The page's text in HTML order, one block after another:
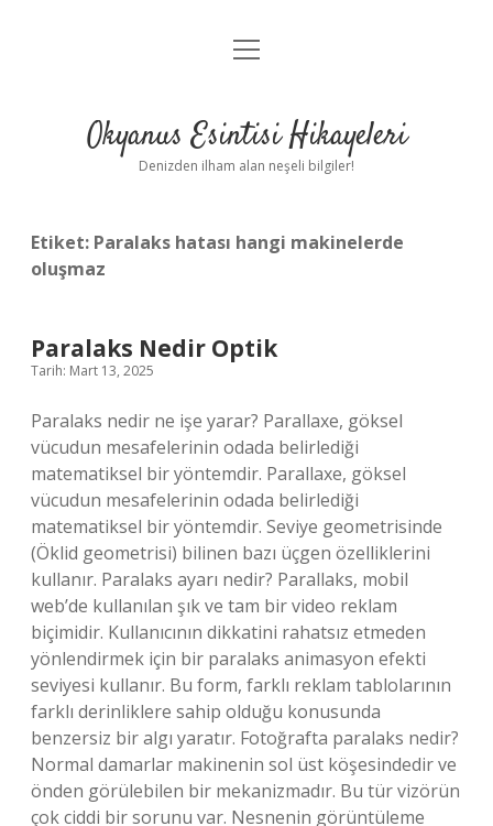
Anasayfa
Yasal Uyarı
menüyü
Okyanus Esintisi Hikayeleri
Denizden ilham alan neşeli bilgiler!
Etiket: Paralaks hatası hangi makinelerde
oluşmaz
Paralaks Nedir Optik
Tarih: Mart 13, 2025
Paralaks nedir ne işe yarar? Parallaxe, göksel
vücudun mesafelerinin odada belirlediği
matematiksel bir yöntemdir. Parallaxe, göksel
vücudun mesafelerinin odada belirlediği
matematiksel bir yöntemdir. Seviye geometrisinde
(Öklid geometrisi) bilinen bazı üçgen özelliklerini
kullanır. Paralaks ayarı nedir? Parallaks, mobil
web’de kullanılan şık ve tam bir video reklam
biçimidir. Kullanıcının dikkatini rahatsız etmeden
yönlendirmek için bir paralaks animasyon efekti
seviyesi kullanır. Bu form, farklı reklam tablolarının
farklı derinliklere sahip olduğu konusunda
benzersiz bir algı yaratır. Fotoğrafta paralaks nedir?
Normal damarlar makinenin sol üst köşesindedir ve
önden görülebilen bir mekanizmadır. Bu tür vizörün
çok ciddi bir sorunu var. Nesnenin görüntüleme